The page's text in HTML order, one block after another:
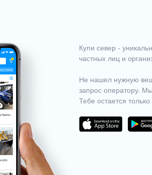
Купи север -
частных лиц и
Не нашел нужную
запрос оператору.
Тебе остается